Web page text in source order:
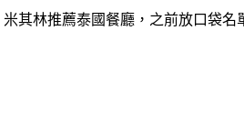
其林推薦泰國餐廳，之前放口袋